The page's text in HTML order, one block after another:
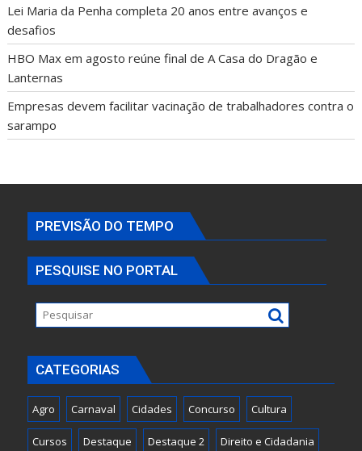
Lei Maria da Penha completa 20 anos entre avanços e
desafios
HBO Max em agosto reúne final de A Casa do Dragão e
Lanternas
Empresas devem facilitar vacinação de trabalhadores contra o
sarampo
PREVISÃO DO TEMPO
PESQUISE NO PORTAL
CATEGORIAS
Agro Carnaval Cidades Concurso Cultura
Cursos Destaque Destaque 2 Direito e Cidadania